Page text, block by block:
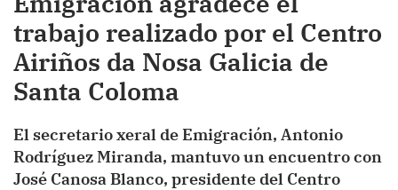
trabajo realizado por el Centro
Airiños da Nosa Galicia de
Santa Coloma
El secretario xeral de Emigración, Antonio
Rodríguez Miranda, mantuvo un encuentro con
José Canosa Blanco, presidente del Centro